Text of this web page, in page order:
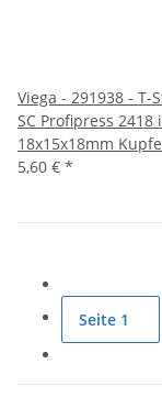
Viega - 291938 - T-
SC Profipress 2418
18x15x18mm
5,60 € *
Seite 1